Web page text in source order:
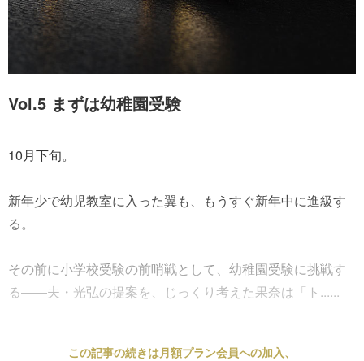
Vol.5 まずは幼稚園受験
10月下旬。
新年少で幼児教室に入った翼も、もうすぐ新年中に進級す
る。
その前に小学校受験の前哨戦として、幼稚園受験に挑戦す
る――夫・光弘の提案を、じっくり考えた果奈は「ト......
この記事の続きは月額プラン会員への加入、